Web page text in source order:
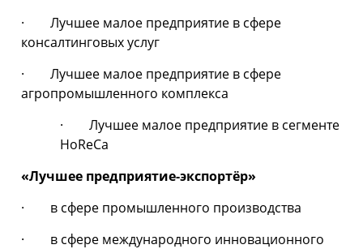
· Лучшее малое предприятие в сфере
консалтинговых услуг
· Лучшее малое предприятие в сфере
агропромышленного комплекса
· Лучшее малое предприятие в сегменте
HoReCa
«Лучшее предприятие-экспортёр»
· в сфере промышленного производства
· в сфере международного инновационного